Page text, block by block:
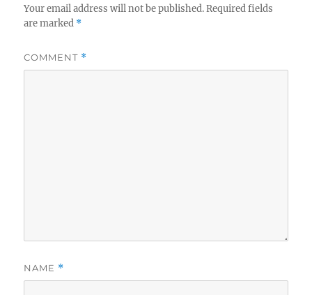
Your email address will not be published. Required fields
are marked *
COMMENT *
NAME *